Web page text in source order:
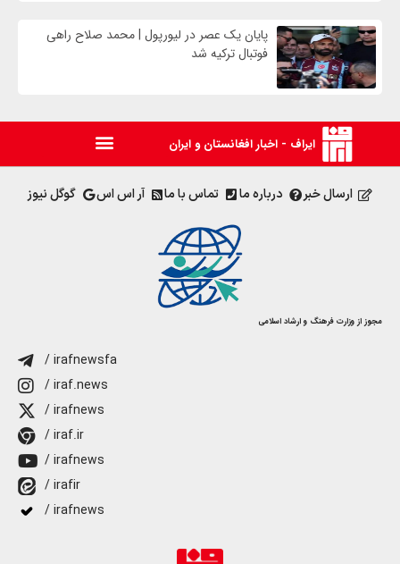
پایان یک عصر در لیورپول | محمد صلاح راهی
فوتبال ترکیه شد
ایراف - اخبار افغانستان و ایران
ارسال خبر درباره ما تماس با ما آر اس اس گوگل نیوز
مجوز از وزارت فرهنگ و ارشاد اسلامی
/ irafnewsfa
/ iraf.news
/ irafnews
/ iraf.ir
/ irafnews
/ irafir
/ irafnews